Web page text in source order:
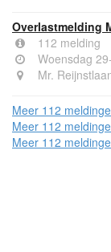
Overlastmelding
112 melding
Woensdag
Mr.
Meer 112
Meer 112
Meer 112